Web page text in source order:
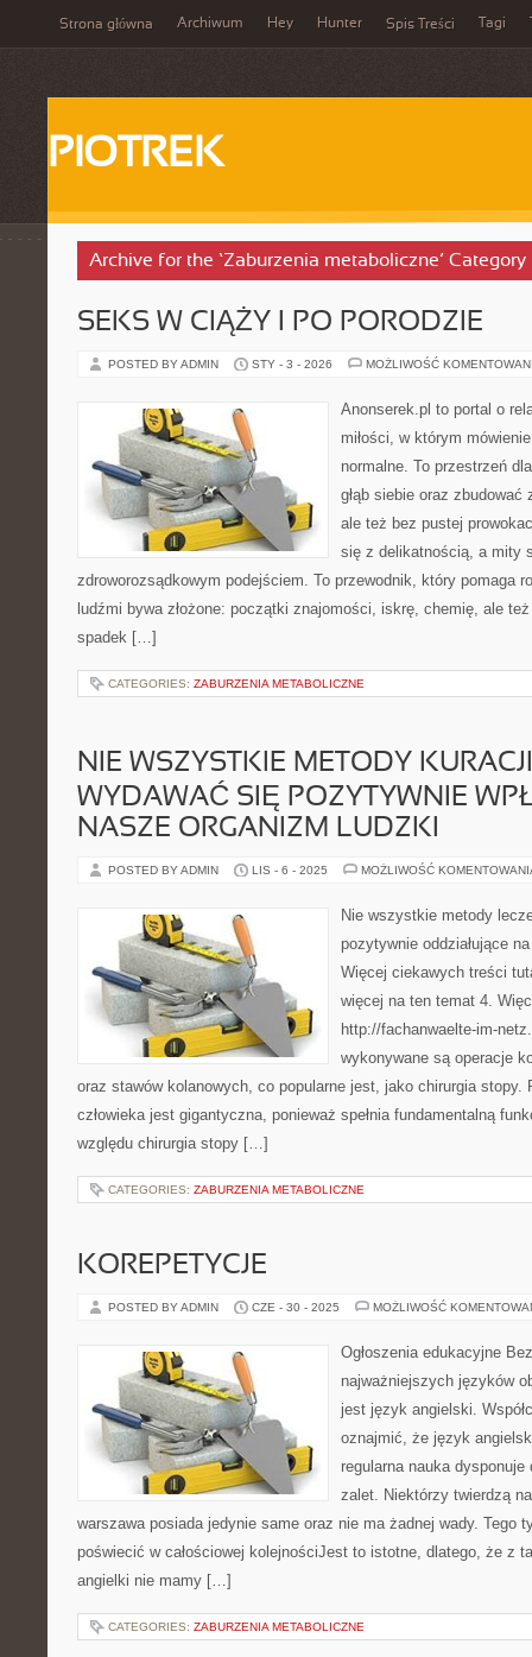
Strona główna Archiwum Hey Hunter Spis Treści Tagi
PIOTREK
Archive for the ‘Zaburzenia metaboliczne’ Category
SEKS W CIĄŻY I PO PORODZIE
POSTED BY ADMIN STY - 3 - 2026 MOŻLIWOŚĆ
Anonserek.pl to portal o
miłości, w którym
normalne. To przestrzeń
głąb siebie oraz zbudować
ale też bez pustej
się z delikatnością, a mity
zdroworozsądkowym podejściem. To przewodnik, który pomaga
ludźmi bywa złożone: początki znajomości, iskrę, chemię, ale
spadek […]
CATEGORIES: ZABURZENIA METABOLICZNE
NIE WSZYSTKIE METODY
WYDAWAĆ SIĘ POZYTYWNIE
NASZE ORGANIZM LUDZKI
POSTED BY ADMIN LIS - 6 - 2025 MOŻLIWOŚĆ
Nie wszystkie metody
pozytywnie oddziałujące
Więcej ciekawych treści
więcej na ten temat 4.
http://fachanwaelte-im-
wykonywane są operacje
oraz stawów kolanowych, co popularne jest, jako chirurgia stopy.
człowieka jest gigantyczna, ponieważ spełnia fundamentalną
względu chirurgia stopy […]
CATEGORIES: ZABURZENIA METABOLICZNE
KOREPETYCJE
POSTED BY ADMIN CZE - 30 - 2025 MOŻLIWOŚĆ
Ogłoszenia edukacyjne
najważniejszych języków
jest język angielski.
oznajmić, że język
regularna nauka
zalet. Niektórzy twierdzą
warszawa posiada jedynie same oraz nie ma żadnej wady. Tego
poświecić w całościowej kolejnościJest to istotne, dlatego, że z
angielki nie mamy […]
CATEGORIES: ZABURZENIA METABOLICZNE